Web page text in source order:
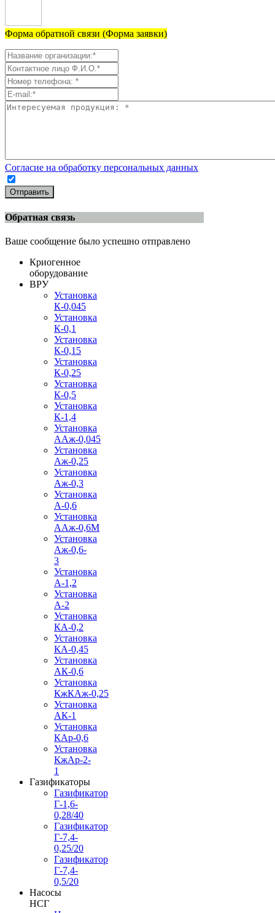
Форма обратной связи (Форма заявки)
Согласие на обработку персональных данных
Отправить
Обратная связь
Ваше сообщение было успешно отправлено
Криогенное
оборудование
ВРУ
Установка
К-0,045
Установка
К-0,1
Установка
К-0,15
Установка
К-0,25
Установка
К-0,5
Установка
К-1,4
Установка
ААж-0,045
Установка
Аж-0,25
Установка
Аж-0,3
Установка
А-0,6
Установка
ААж-0,6М
Установка
Аж-0,6-
3
Установка
А-1,2
Установка
А-2
Установка
КА-0,2
Установка
КА-0,45
Установка
АК-0,6
Установка
КжКАж-0,25
Установка
АК-1
Установка
КАр-0,6
Установка
КжАр-2-
1
Газификаторы
Газификатор
Г-1,6-
0,28/40
Газификатор
Г-7,4-
0,25/20
Газификатор
Г-7,4-
0,5/20
Насосы
НСГ